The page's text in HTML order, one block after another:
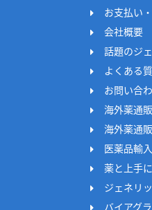
お支払い
会社概要
話題のジ
よくある
お問い合
海外薬通
海外薬通
医薬品輸
薬と上手
ジェネリ
バイアグ